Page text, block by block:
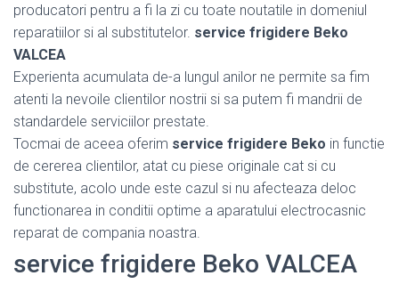
producatori pentru a fi la zi cu toate noutatile in domeniul
reparatiilor si al substitutelor. service frigidere Beko
VALCEA
Experienta acumulata de-a lungul anilor ne permite sa fim
atenti la nevoile clientilor nostrii si sa putem fi mandrii de
standardele serviciilor prestate.
Tocmai de aceea oferim service frigidere Beko in functie
de cererea clientilor, atat cu piese originale cat si cu
substitute, acolo unde este cazul si nu afecteaza deloc
functionarea in conditii optime a aparatului electrocasnic
reparat de compania noastra.
service frigidere Beko VALCEA